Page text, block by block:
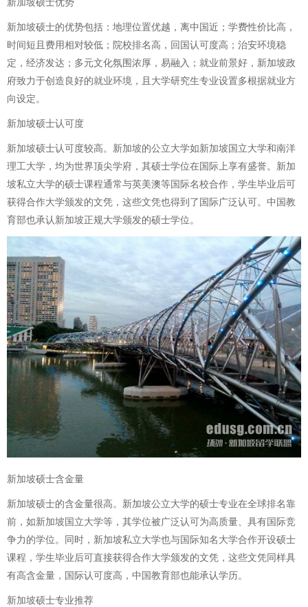
新加坡硕士优势
新加坡硕士的优势包括：地理位置优越，离中国近；学费性价比高，
时间短且费用相对较低；院校排名高，回国认可度高；治安环境稳
定，经济发达；多元文化氛围浓厚，易融入；就业前景好，新加坡政
府致力于创造良好的就业环境，且大学研究生专业设置多根据就业方
向设定。
新加坡硕士认可度
新加坡硕士认可度较高。新加坡的公立大学如新加坡国立大学和南洋
理工大学，均为世界顶尖学府，其硕士学位在国际上享有盛誉。新加
坡私立大学的硕士课程通常与英美澳等国际名校合作，学生毕业后可
获得合作大学颁发的文凭，这些文凭也得到了国际广泛认可。中国教
育部也承认新加坡正规大学颁发的硕士学位。
新加坡硕士含金量
新加坡硕士的含金量很高。新加坡公立大学的硕士专业在全球排名靠
前，如新加坡国立大学等，其学位被广泛认可为高质量、具有国际竞
争力的学位。同时，新加坡私立大学也与国际知名大学合作开设硕士
课程，学生毕业后可直接获得合作大学颁发的文凭，这些文凭同样具
有高含金量，国际认可度高，中国教育部也能承认学历。
新加坡硕士专业推荐